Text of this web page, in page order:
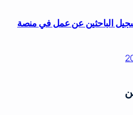
الباحثين عن عمل في منصة